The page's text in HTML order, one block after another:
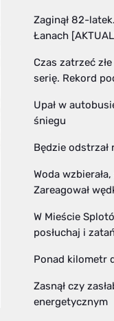
Zaginął 82-
Łanach
Czas zatrzeć
serię. Rekord
Upał w
śniegu
Będzie odstrzał
Woda
Zareagował
W Mieście
posłuchaj i
Ponad kilometr
Zasnął czy
energetycznym